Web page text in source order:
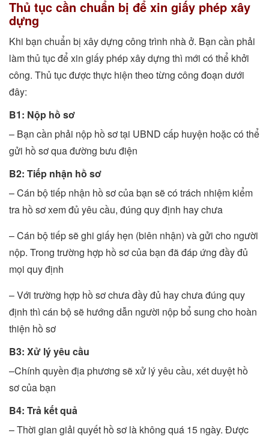
Thủ tục cần chuẩn bị để xin giấy phép xây
dựng
Khi bạn chuẩn bị xây dựng công trình nhà ở. Bạn cần phải
làm thủ tục để xin giấy phép xây dựng thì mới có thể khởi
công. Thủ tục được thực hiện theo từng công đoạn dưới
đây:
B1: Nộp hồ sơ
– Bạn cần phải nộp hồ sơ tại UBND cấp huyện hoặc có thể
gửi hồ sơ qua đường bưu điện
B2: Tiếp nhận hồ sơ
– Cán bộ tiếp nhận hồ sơ của bạn sẽ có trách nhiệm kiểm
tra hồ sơ xem đủ yêu cầu, đúng quy định hay chưa
– Cán bộ tiếp sẽ ghi giấy hẹn (biên nhận) và gửi cho người
nộp. Trong trường hợp hồ sơ của bạn đã đáp ứng đầy đủ
mọi quy định
– Với trường hợp hồ sơ chưa đầy đủ hay chưa đúng quy
định thì cán bộ sẽ hướng dẫn người nộp bổ sung cho hoàn
thiện hồ sơ
B3: Xử lý yêu cầu
–Chính quyền địa phương sẽ xử lý yêu cầu, xét duyệt hồ
sơ của bạn
B4: Trả kết quả
– Thời gian giải quyết hồ sơ là không quá 15 ngày. Được